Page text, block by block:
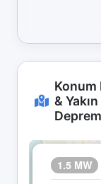
Konum
& Yakın
1.5 MW